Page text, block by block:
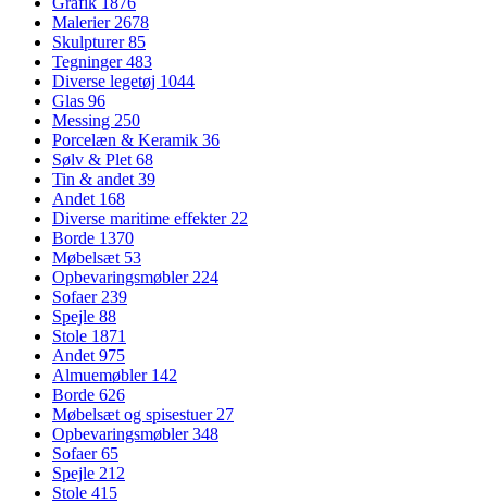
Malerier2678
Skulpturer85
Tegninger483
Diverse legetøj 1044
Glas 96
Messing 250
Porcelæn & Keramik 36
Sølv & Plet68
Tin & andet39
Andet 168
Diverse maritime effekter22
Borde 1370
Møbelsæt 53
Opbevaringsmøbler224
Sofaer239
Spejle 88
Stole 1871
Andet975
Almuemøbler 142
Borde 626
Møbelsæt og spisestuer27
Opbevaringsmøbler348
Sofaer65
Spejle 212
Stole 415